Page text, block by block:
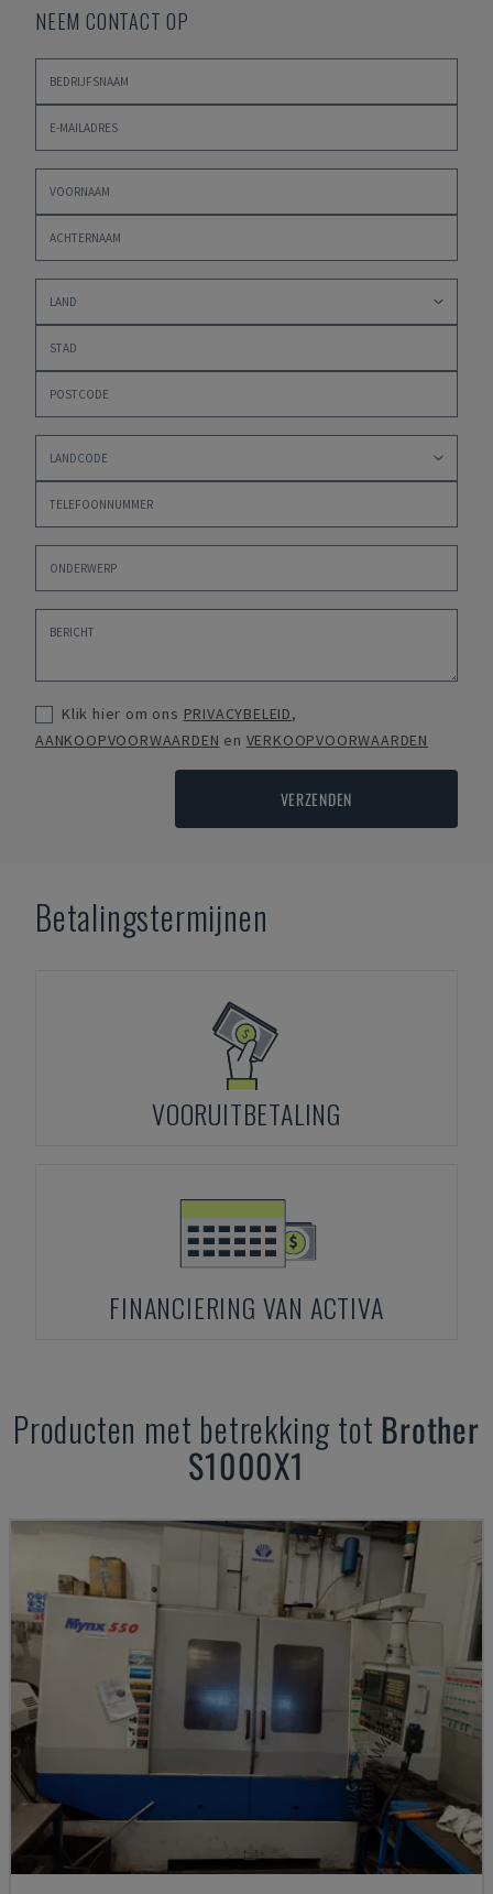
NEEM CONTACT OP
Klik hier om ons PRIVACYBELEID,
AANKOOPVOORWAARDEN en VERKOOPVOORWAARDEN
VERZENDEN
Betalingstermijnen
VOORUITBETALING
FINANCIERING VAN ACTIVA
Producten met betrekking tot Brother
S1000X1